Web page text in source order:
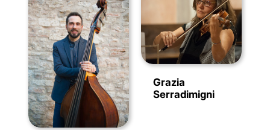
Grazia
Serradimigni